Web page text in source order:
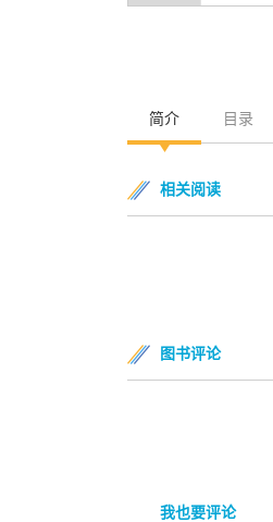
简介 目录
相关阅读
图书评论
我也要评论